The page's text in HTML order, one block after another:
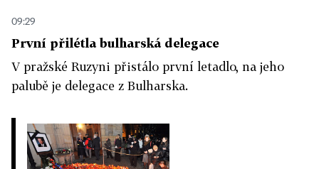
09:29
První přilétla bulharská delegace
V pražské Ruzyni přistálo první letadlo, na jeho
palubě je delegace z Bulharska.